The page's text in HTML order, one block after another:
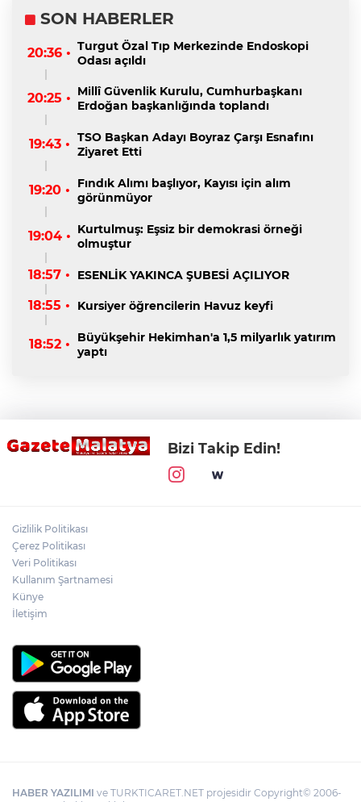
SON HABERLER
20:36 • Turgut Özal Tıp Merkezinde Endoskopi
Odası açıldı
20:25 • Millî Güvenlik Kurulu, Cumhurbaşkanı
Erdoğan başkanlığında toplandı
19:43 • TSO Başkan Adayı Boyraz Çarşı Esnafını
Ziyaret Etti
19:20 •
Fındık Alımı başlıyor, Kayısı için alım
görünmüyor
19:04 • Kurtulmuş: Eşsiz bir demokrasi örneği
olmuştur
18:57 • ESENLİK YAKINCA ŞUBESİ AÇILIYOR
18:55 • Kursiyer öğrencilerin Havuz keyfi
18:52 •
Büyükşehir Hekimhan'a 1,5 milyarlık yatırım
yaptı
Bizi Takip Edin!
Gizlilik Politikası
Çerez Politikası
Veri Politikası
Kullanım Şartnamesi
Künye
İletişim
HABER YAZILIMI ve TURKTICARET.NET projesidir Copyright© 2006-